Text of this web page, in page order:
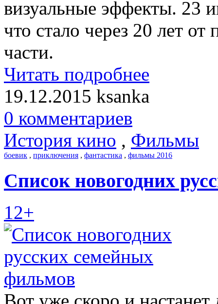
визуальные эффекты. 23
что стало через 20 лет
части.
Читать подробнее
19.12.2015 ksanka
0 комментариев
История кино , Фильмы
боевик , приключения , фантастика , фильмы 2016
Список новогодних
12+